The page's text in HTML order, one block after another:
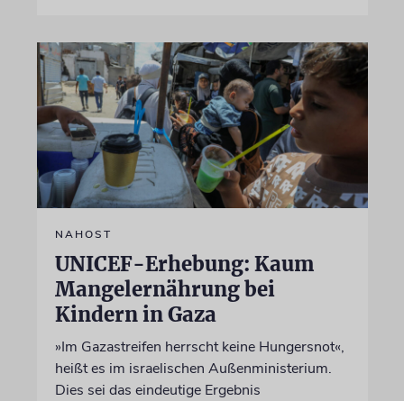
NAHOST
UNICEF-Erhebung: Kaum
Mangelernährung bei
Kindern in Gaza
»Im Gazastreifen herrscht keine Hungersnot«,
heißt es im israelischen Außenministerium.
Dies sei das eindeutige Ergebnis